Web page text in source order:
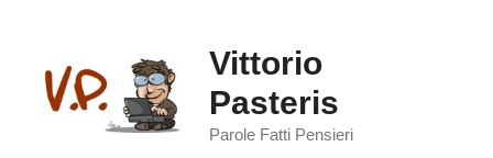
contenuto
Vittorio
Pasteris
Parole Fatti Pensieri